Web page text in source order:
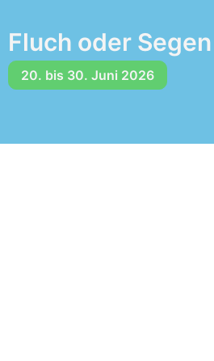
Fluch oder Segen
20. bis 30. Juni 2026